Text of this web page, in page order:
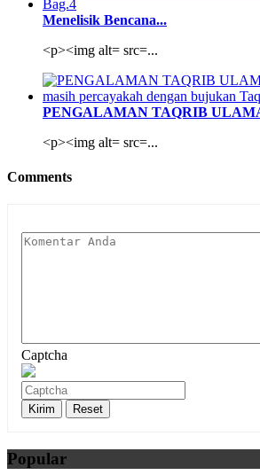
Menelisik Bencana...
<p><img alt= src=...
PENGALAMAN TAQRIB
<p><img alt= src=...
Comments
Captcha
Popular